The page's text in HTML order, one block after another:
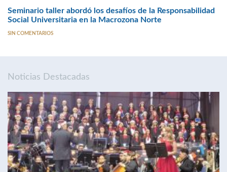
Seminario taller abordó los desafíos de la Responsabilidad
Social Universitaria en la Macrozona Norte
SIN COMENTARIOS
Noticias Destacadas